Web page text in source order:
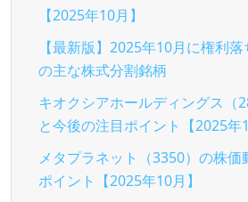
【2025年10月】
【最新版】2025年10月に権利
の主な株式分割銘柄
キオクシアホールディングス（
と今後の注目ポイント【2025年
メタプラネット（3350）の株価
ポイント【2025年10月】